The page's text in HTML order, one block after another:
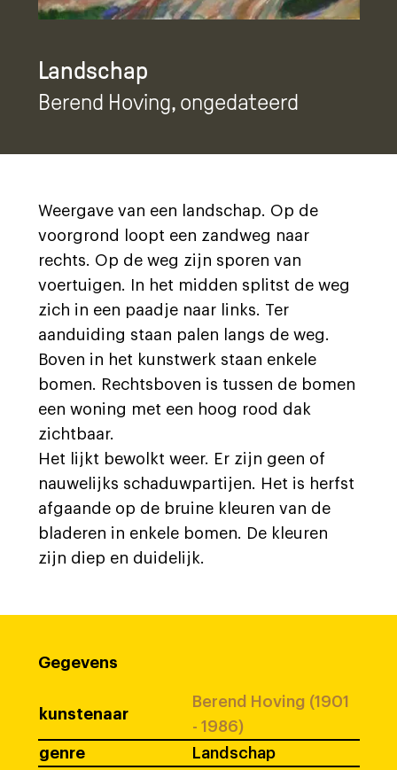
Landschap
Berend Hoving, ongedateerd
Weergave van een landschap. Op de
voorgrond loopt een zandweg naar
rechts. Op de weg zijn sporen van
voertuigen. In het midden splitst de weg
zich in een paadje naar links. Ter
aanduiding staan palen langs de weg.
Boven in het kunstwerk staan enkele
bomen. Rechtsboven is tussen de bomen
een woning met een hoog rood dak
zichtbaar.
Het lijkt bewolkt weer. Er zijn geen of
nauwelijks schaduwpartijen. Het is herfst
afgaande op de bruine kleuren van de
bladeren in enkele bomen. De kleuren
zijn diep en duidelijk.
Gegevens
kunstenaar
Berend Hoving (1901
- 1986)
genre
Landschap